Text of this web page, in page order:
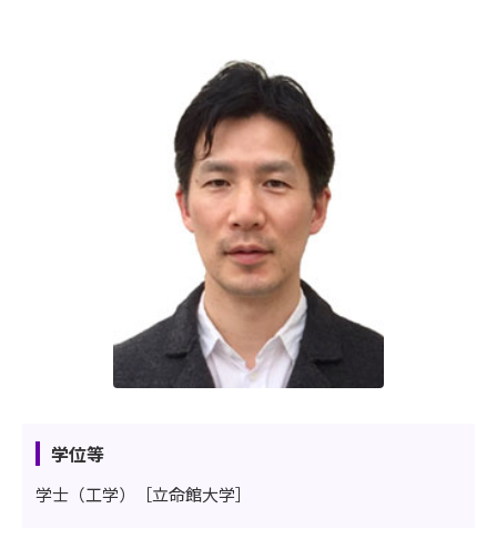
学位等
学士（工学）［立命館大学］